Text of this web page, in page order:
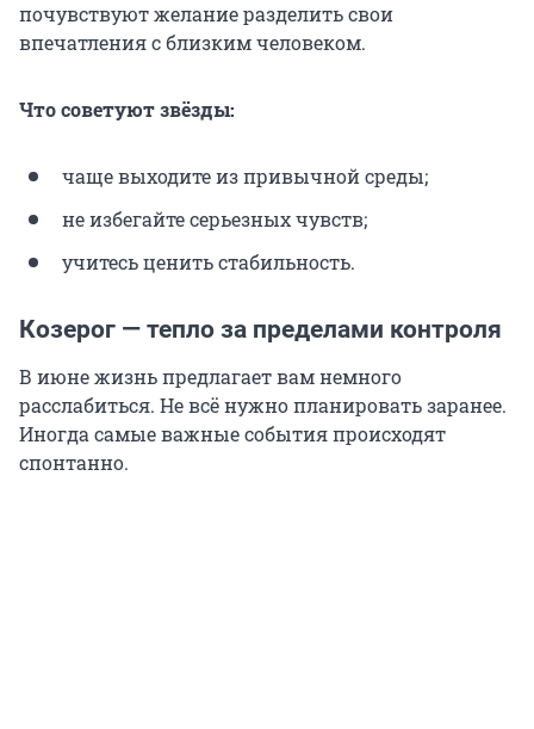
почувствуют желание разделить свои
впечатления с близким человеком.
Что советуют звёзды:
чаще выходите из привычной среды;
не избегайте серьезных чувств;
учитесь ценить стабильность.
Козерог — тепло за пределами контроля
В июне жизнь предлагает вам немного
расслабиться. Не всё нужно планировать заранее.
Иногда самые важные события происходят
спонтанно.